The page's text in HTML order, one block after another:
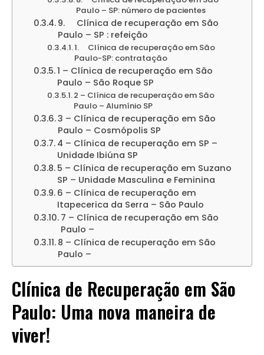
Paulo – SP: número de pacientes
9. Clínica de recuperação em São
Paulo – SP : refeição
1. Clínica de recuperação em São
Paulo-SP: contratação
1 – Clínica de recuperação em São
Paulo – São Roque SP
2 – Clínica de recuperação em São
Paulo – Alumínio SP
3 – Clínica de recuperação em São
Paulo – Cosmópolis SP
4 – Clínica de recuperação em SP –
Unidade Ibiúna SP
5 – Clínica de recuperação em Suzano
SP – Unidade Masculina e Feminina
6 – Clínica de recuperação em
Itapecerica da Serra – São Paulo
7 – Clínica de recuperação em São
Paulo –
8 – Clínica de recuperação em São
Paulo –
Clínica de Recuperação em São
Paulo: Uma nova maneira de
viver!